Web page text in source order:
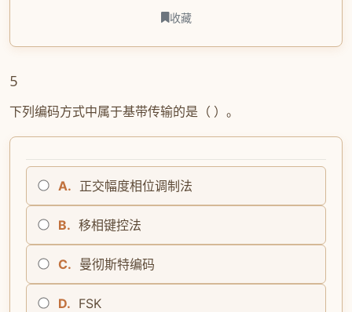
收藏
5
下列编码方式中属于基带传输的是（ ）。
A. 正交幅度相位调制法
B. 移相键控法
C. 曼彻斯特编码
D. FSK